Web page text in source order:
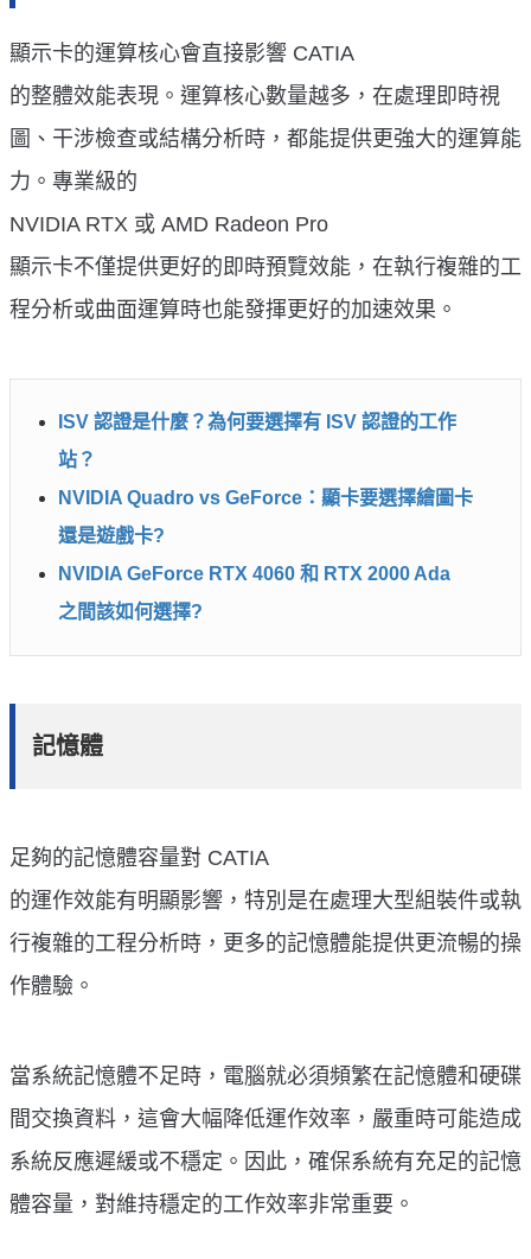
顯示卡的運算核心會直接影響 CATIA
的整體效能表現。運算核心數量越多，在處理即時視
圖、干涉檢查或結構分析時，都能提供更強大的運算能
力。專業級的
NVIDIA RTX 或 AMD Radeon Pro
顯示卡不僅提供更好的即時預覽效能，在執行複雜的工
程分析或曲面運算時也能發揮更好的加速效果。
ISV 認證是什麼？為何要選擇有 ISV 認證的工作
站？
NVIDIA Quadro vs GeForce：顯卡要選擇繪圖卡
還是遊戲卡?
NVIDIA GeForce RTX 4060 和 RTX 2000 Ada
之間該如何選擇?
記憶體
足夠的記憶體容量對 CATIA
的運作效能有明顯影響，特別是在處理大型組裝件或執
行複雜的工程分析時，更多的記憶體能提供更流暢的操
作體驗。
當系統記憶體不足時，電腦就必須頻繁在記憶體和硬碟
間交換資料，這會大幅降低運作效率，嚴重時可能造成
系統反應遲緩或不穩定。因此，確保系統有充足的記憶
體容量，對維持穩定的工作效率非常重要。